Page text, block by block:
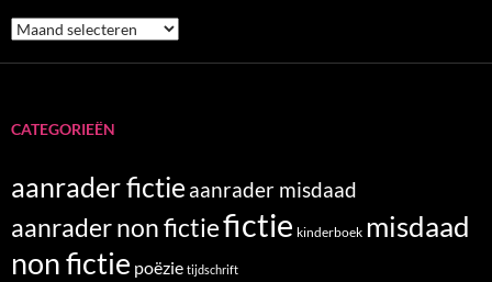
Archieven
CATEGORIEËN
aanrader fictie aanrader misdaad
aanrader non fictiefictie kinderboek misdaad
non fictie poëzie tijdschrift